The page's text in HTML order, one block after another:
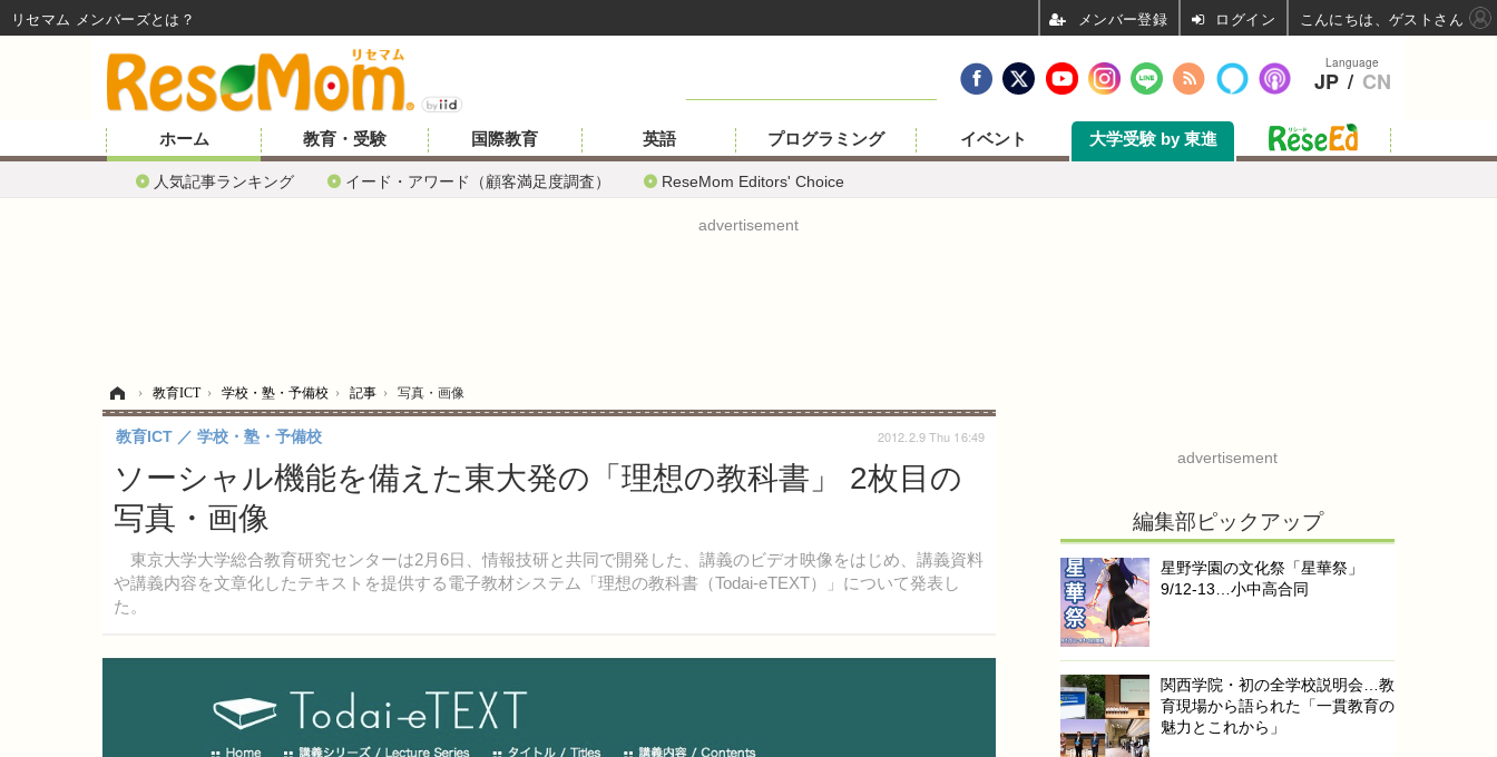
ホーム
人気記事ランキング イード・アワード（顧客満足度調査） ReseMom Editors' Choice
教育・受験 国際教育 英語 プログラミング イベント 大学受験 by 東進
advertisement
› 教育ICT › 学校・塾・予備校 › 記事 › 写真・画像
ソーシャル機能を備えた東大発の「理想の教科書」 2枚目の
写真・画像
東京大学大学総合教育研究センターは2月6日、情報技研と共同で開発した、講義のビデオ映像をはじめ、講義資料
や講義内容を文章化したテキストを提供する電子教材システム「理想の教科書（Todai-eTEXT）」について発表し
た。
教育ICT 学校・塾・予備校 2012.2.9 Thu 16:49
advertisement
編集部ピックアップ
星野学園の文化祭「星華祭」
9/12-13…小中高合同
関西学院・初の全学校説明会…教
育現場から語られた「一貫教育の
魅力とこれから」
Language
JP / CN
リセマム メンバーズ ログイン こんにちは、ゲストさん